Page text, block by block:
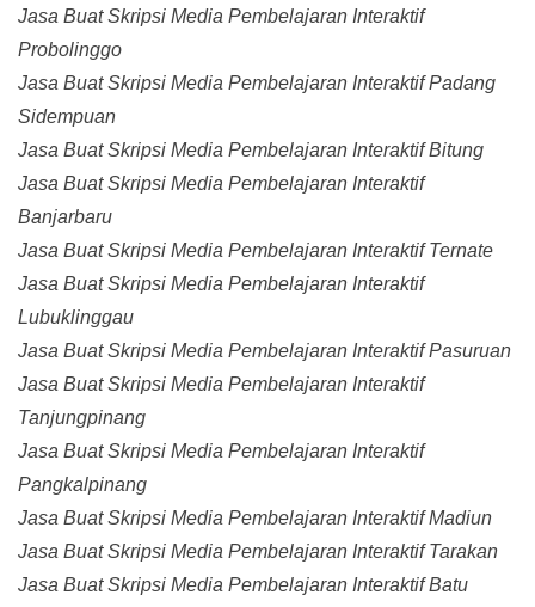
Jasa Buat Skripsi Media Pembelajaran Interaktif
Probolinggo
Jasa Buat Skripsi Media Pembelajaran Interaktif Padang
Sidempuan
Jasa Buat Skripsi Media Pembelajaran Interaktif Bitung
Jasa Buat Skripsi Media Pembelajaran Interaktif
Banjarbaru
Jasa Buat Skripsi Media Pembelajaran Interaktif Ternate
Jasa Buat Skripsi Media Pembelajaran Interaktif
Lubuklinggau
Jasa Buat Skripsi Media Pembelajaran Interaktif Pasuruan
Jasa Buat Skripsi Media Pembelajaran Interaktif
Tanjungpinang
Jasa Buat Skripsi Media Pembelajaran Interaktif
Pangkalpinang
Jasa Buat Skripsi Media Pembelajaran Interaktif Madiun
Jasa Buat Skripsi Media Pembelajaran Interaktif Tarakan
Jasa Buat Skripsi Media Pembelajaran Interaktif Batu